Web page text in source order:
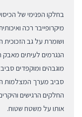
מיקרופייבר רכה
ושומרת על גב הזכוכית
הנגרמים לעיתים מאבק
מוגבהים ומוקפדים
סביב מערך המצלמות
החלקים הרגישים
אותו על משטח שטוח.